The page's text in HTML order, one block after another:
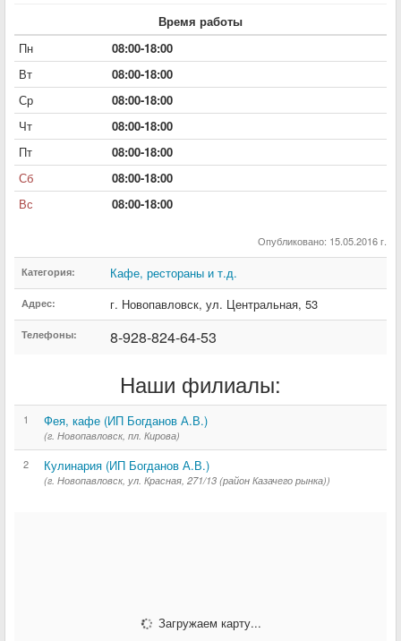
Время работы
Пн
08:00-18:00
Вт
08:00-18:00
Ср
08:00-18:00
Чт
08:00-18:00
Пт
08:00-18:00
Сб
08:00-18:00
Вс
08:00-18:00
Опубликовано: 15.05.2016 г.
Категория: Кафе, рестораны и т.д.
Адрес: г. Новопавловск, ул. Центральная, 53
Телефоны: 8-928-824-64-53
Наши филиалы:
1 Фея, кафе (ИП Богданов А.В.)
(г. Новопавловск, пл. Кирова)
2 Кулинария (ИП Богданов А.В.)
(г. Новопавловск, ул. Красная, 271/13 (район Казачего рынка))
Загружаем карту...